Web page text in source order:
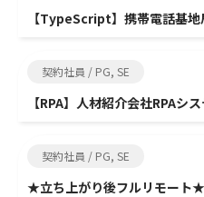
【TypeScript】携帯電話基
契約社員 / PG, SE
【RPA】人材紹介会社RPAシ
契約社員 / PG, SE
★立ち上がり後フルリモー